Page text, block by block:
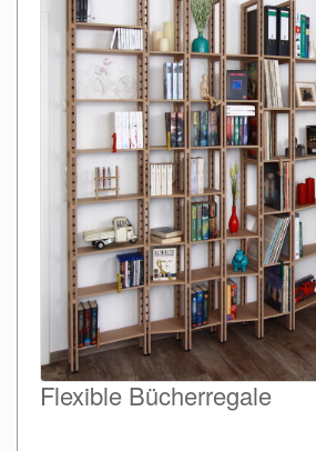
Flexible Bücherregale